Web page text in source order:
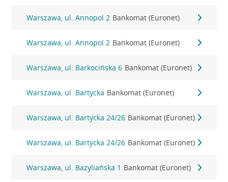
Warszawa, ul. Annopol 2 Bankomat (Euronet)
Warszawa, ul. Annopol 2 Bankomat (Euronet)
Warszawa, ul. Barkocińska 6 Bankomat (Euronet)
Warszawa, ul. Bartycka Bankomat (Euronet)
Warszawa, ul. Bartycka 24/26 Bankomat (Euronet)
Warszawa, ul. Bartycka 24/26 Bankomat (Euronet)
Warszawa, ul. Bazyliańska 1 Bankomat (Euronet)